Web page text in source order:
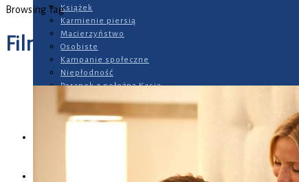
Książek
Karmienie piersią
Macierzyństwo
Osobiste
Kampanie społeczne
Niepłodność
Poranek z położną Kasią
Recenzje
Do domu
Inne
Browsing Tag
Film